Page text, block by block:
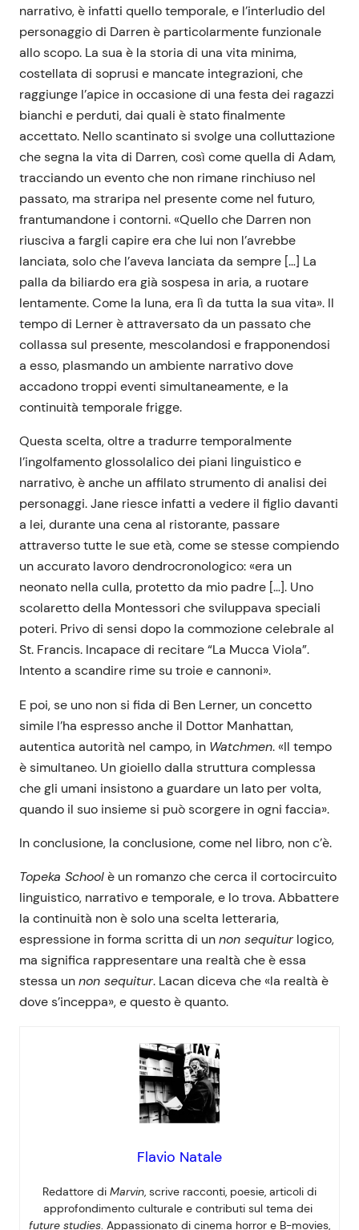
narrativo, è infatti quello temporale, e l’interludio del
personaggio di Darren è particolarmente funzionale
allo scopo. La sua è la storia di una vita minima,
costellata di soprusi e mancate integrazioni, che
raggiunge l’apice in occasione di una festa dei ragazzi
bianchi e perduti, dai quali è stato finalmente
accettato. Nello scantinato si svolge una colluttazione
che segna la vita di Darren, così come quella di Adam,
tracciando un evento che non rimane rinchiuso nel
passato, ma straripa nel presente come nel futuro,
frantumandone i contorni. «Quello che Darren non
riusciva a fargli capire era che lui non l’avrebbe
lanciata, solo che l’aveva lanciata da sempre […] La
palla da biliardo era già sospesa in aria, a ruotare
lentamente. Come la luna, era lì da tutta la sua vita». Il
tempo di Lerner è attraversato da un passato che
collassa sul presente, mescolandosi e frapponendosi
a esso, plasmando un ambiente narrativo dove
accadono troppi eventi simultaneamente, e la
continuità temporale frigge.
Questa scelta, oltre a tradurre temporalmente
l’ingolfamento glossolalico dei piani linguistico e
narrativo, è anche un affilato strumento di analisi dei
personaggi. Jane riesce infatti a vedere il figlio davanti
a lei, durante una cena al ristorante, passare
attraverso tutte le sue età, come se stesse compiendo
un accurato lavoro dendrocronologico: «era un
neonato nella culla, protetto da mio padre […]. Uno
scolaretto della Montessori che sviluppava speciali
poteri. Privo di sensi dopo la commozione celebrale al
St. Francis. Incapace di recitare “La Mucca Viola”.
Intento a scandire rime su troie e cannoni».
E poi, se uno non si fida di Ben Lerner, un concetto
simile l’ha espresso anche il Dottor Manhattan,
autentica autorità nel campo, in Watchmen. «Il tempo
è simultaneo. Un gioiello dalla struttura complessa
che gli umani insistono a guardare un lato per volta,
quando il suo insieme si può scorgere in ogni faccia».
In conclusione, la conclusione, come nel libro, non c’è.
Topeka Schoolè un romanzo che cerca il cortocircuito
linguistico, narrativo e temporale, e lo trova. Abbattere
la continuità non è solo una scelta letteraria,
espressione in forma scritta di unnon sequitur logico,
ma significa rappresentare una realtà che è essa
stessa unnon sequitur. Lacan diceva che «la realtà è
dove s’inceppa», e questo è quanto.
Flavio Natale
Redattore di Marvin , scrive racconti, poesie, articoli di
approfondimento culturale e contributi sul tema dei
future studies . Appassionato di cinema horror e B-movies,